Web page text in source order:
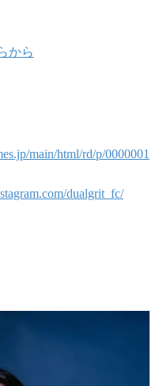
から
main/html/rd/p/0000001
dualgrit_fc/